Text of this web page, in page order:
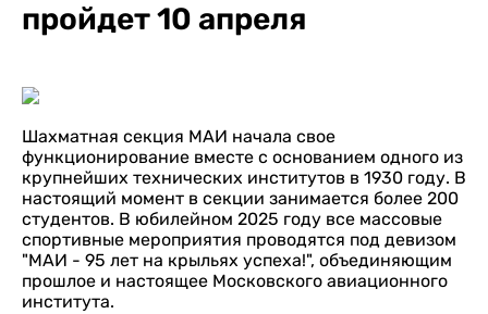
пройдет 10 апреля
Шахматная секция МАИ начала свое
функционирование вместе с основанием одного из
крупнейших технических институтов в 1930 году. В
настоящий момент в секции занимается более 200
студентов. В юбилейном 2025 году все массовые
спортивные мероприятия проводятся под девизом
"МАИ - 95 лет на крыльях успеха!", объединяющим
прошлое и настоящее Московского авиационного
института.